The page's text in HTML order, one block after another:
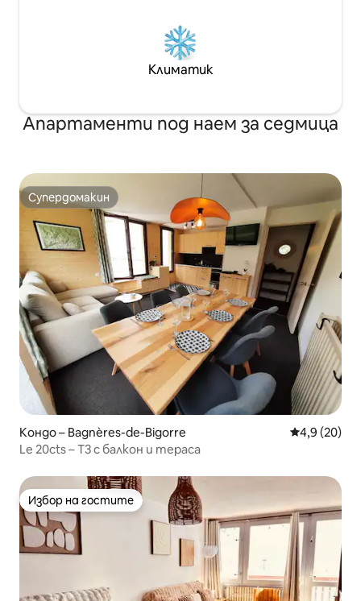
Климатик
Апартаменти под наем за седмица
Супердомакин
Супердомакин
Кондо – Bagnères-de-Bigorre Средна
4,9 (20)
Le 20cts – T3 с балкон и тераса
Избор на гостите
Избор на гостите